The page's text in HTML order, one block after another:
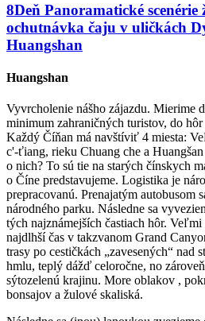
8Deň Panoramatické scenérie
ochutnávka čaju v uličkách
Huangshan
Huangshan
Vyvrcholenie nášho zájazdu. Mierime
minimum zahraničných turistov, do
Každý Číňan má navštíviť 4 miesta:
c'-ťiang, rieku Chuang che a
o nich? To sú tie na starých čínskych
o Číne predstavujeme. Logistika je
prepracovanú. Prenajatým autobusom
národného parku. Následne sa
tých najznámejších častiach hôr.
najdlhší čas v takzvanom Grand
trasy po cestičkách „zavesených“ nad
hmlu, teplý dážď celoročne, no
sýtozelenú krajinu. More oblakov ,
bonsajov a žulové skaliská.